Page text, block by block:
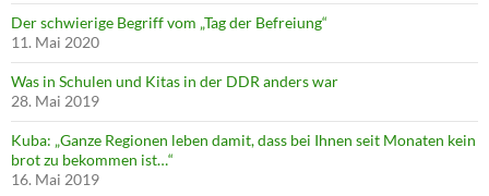
Der schwierige Begriff vom „Tag der Befreiung“
11. Mai 2020
Was in Schulen und Kitas in der DDR anders war
28. Mai 2019
Kuba: „Ganze Regionen leben damit, dass bei Ihnen seit Monaten kein
brot zu bekommen ist…“
16. Mai 2019